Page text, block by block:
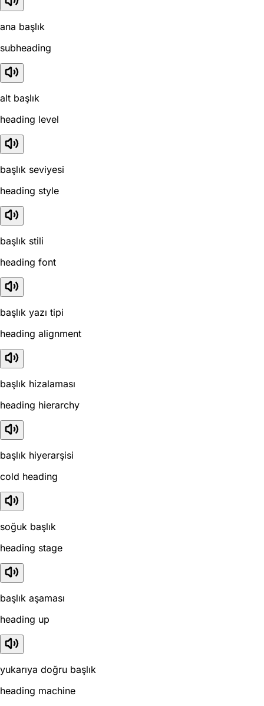
ana başlık
subheading
alt başlık
heading level
başlık seviyesi
heading style
başlık stili
heading font
başlık yazı tipi
heading alignment
başlık hizalaması
heading hierarchy
başlık hiyerarşisi
cold heading
soğuk başlık
heading stage
başlık aşaması
heading up
yukarıya doğru başlık
heading machine